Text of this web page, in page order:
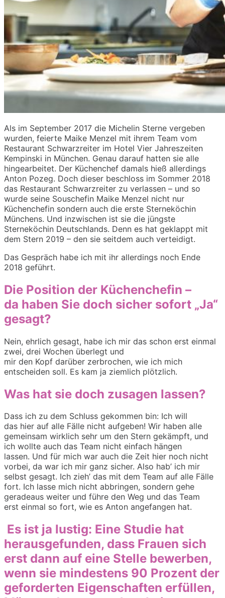
Als im September 2017 die Michelin Sterne vergeben
wurden, feierte Maike Menzel mit ihrem Team vom
Restaurant Schwarzreiter im Hotel Vier Jahreszeiten
Kempinski in München. Genau darauf hatten sie alle
hingearbeitet. Der Küchenchef damals hieß allerdings
Anton Pozeg. Doch dieser beschloss im Sommer 2018
das Restaurant Schwarzreiter zu verlassen – und so
wurde seine Souschefin Maike Menzel nicht nur
Küchenchefin sondern auch die erste Sterneköchin
Münchens. Und inzwischen ist sie die jüngste
Sterneköchin Deutschlands. Denn es hat geklappt mit
dem Stern 2019 – den sie seitdem auch verteidigt.
Das Gespräch habe ich mit ihr allerdings noch Ende
2018 geführt.
Die Position der Küchenchefin –
da haben Sie doch sicher sofort „Ja“
gesagt?
Nein, ehrlich gesagt, habe ich mir das schon erst einmal
zwei, drei Wochen überlegt und
mir den Kopf darüber zerbrochen, wie ich mich
entscheiden soll. Es kam ja ziemlich plötzlich.
Was hat sie doch zusagen lassen?
Dass ich zu dem Schluss gekommen bin: Ich will
das hier auf alle Fälle nicht aufgeben! Wir haben alle
gemeinsam wirklich sehr um den Stern gekämpft, und
ich wollte auch das Team nicht einfach hängen
lassen. Und für mich war auch die Zeit hier noch nicht
vorbei, da war ich mir ganz sicher. Also hab’ ich mir
selbst gesagt. Ich zieh’ das mit dem Team auf alle Fälle
fort. Ich lasse mich nicht abbringen, sondern gehe
geradeaus weiter und führe den Weg und das Team
erst einmal so fort, wie es Anton angefangen hat.
Es ist ja lustig: Eine Studie hat
herausgefunden, dass Frauen sich
erst dann auf eine Stelle bewerben,
wenn sie mindestens 90 Prozent der
geforderten Eigenschaften erfüllen,